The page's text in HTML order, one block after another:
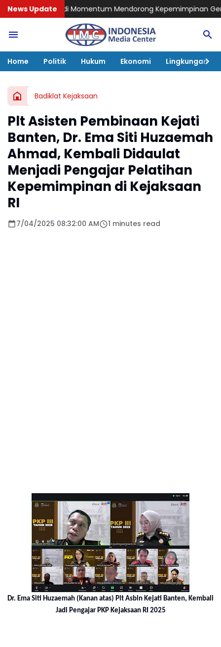
News UpdateMendorong Kepemimpinan Generasi Baru yang
Home Politik Hukum Ekonomi Lingkungan
Badiklat Kejaksaan
Plt Asisten Pembinaan Kejati
Banten, Dr. Ema Siti Huzaemah
Ahmad, Kembali Didaulat
Menjadi Pengajar Pelatihan
Kepemimpinan di Kejaksaan
RI
7/04/2025 08:32:00 AM 1 minutes read
Dr. Ema Siti Huzaemah (Kanan atas) Plt Asbin Kejati Banten, Kembali
Jadi Pengajar PKP Kejaksaan RI 2025